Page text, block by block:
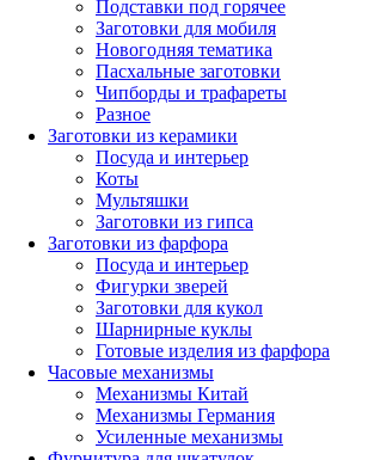
Подставки под горячее
Заготовки для мобиля
Новогодняя тематика
Пасхальные заготовки
Чипборды и трафареты
Разное
Заготовки из керамики
Посуда и интерьер
Коты
Мультяшки
Заготовки из гипса
Заготовки из фарфора
Посуда и интерьер
Фигурки зверей
Заготовки для кукол
Шарнирные куклы
Готовые изделия из фарфора
Часовые механизмы
Механизмы Китай
Механизмы Германия
Усиленные механизмы